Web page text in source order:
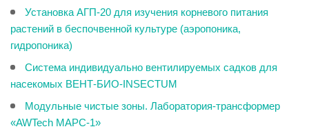
Установка АГП-20 для изучения корневого питания
растений в беспочвенной культуре (аэропоника,
гидропоника)
Система индивидуально вентилируемых садков для
насекомых ВЕНТ-БИО-INSECTUM
Модульные чистые зоны. Лаборатория-трансформер
«AWTech МАРС-1»